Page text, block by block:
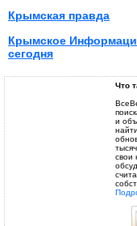
Крымская правда
Крымское
сегодня
Что
и
свои